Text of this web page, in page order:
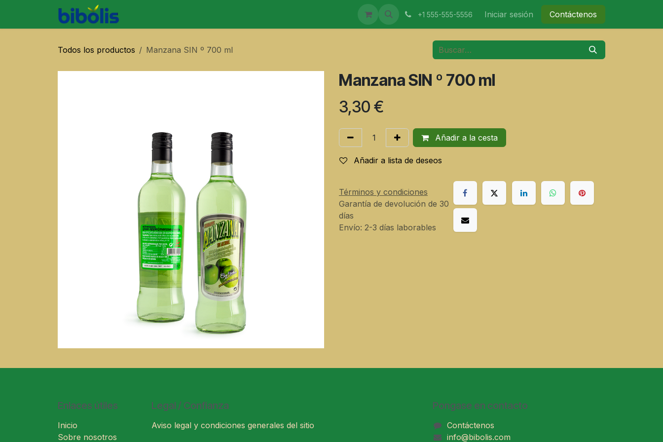
MAESTROS ELABORADORES EVENTOS Inicio Tienda Eventos Contáctenos
+1 555-555-5556 Iniciar sesión Contáctenos
Todos los productos Manzana SIN º 700 ml
Manzana SIN º 700 ml
3,30 €
Añadir a la cesta
Añadir a lista de deseos
Términos y condiciones
Garantía de devolución de 30
días
Envío: 2-3 días laborables
Enlaces útiles
Inicio
Sobre nosotros
Legal / Confianza
Aviso legal y condiciones generales del sitio
Pongase en contacto
Contáctenos
info@bibolis.com